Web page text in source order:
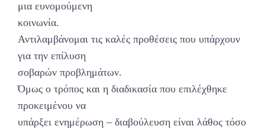
μια ευνομούμενη
κοινωνία.
Αντιλαμβάνομαι τις καλές προθέσεις που υπάρχουν
για την επίλυση
σοβαρών προβλημάτων.
Όμως ο τρόπος και η διαδικασία που επιλέχθηκε
προκειμένου να
υπάρξει ενημέρωση – διαβούλευση είναι λάθος τόσο